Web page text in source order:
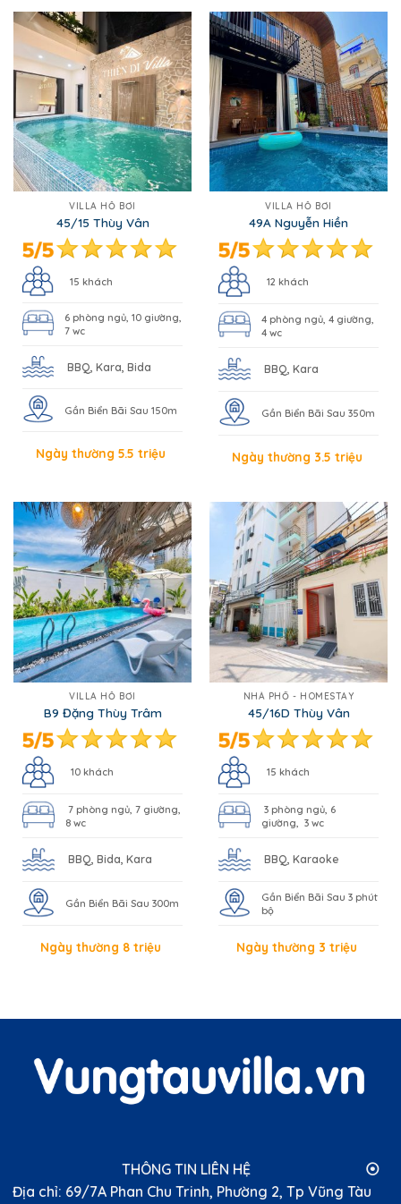
VILLA HỒ BƠI
45/15 Thùy Vân
15 khách
6 phòng ngủ, 10 giường,
7 wc
BBQ, Kara, Bida
Gần Biển Bãi Sau 150m
Ngày thường 5.5 triệu
VILLA HỒ BƠI
49A Nguyễn Hiền
12 khách
4 phòng ngủ, 4 giường,
4 wc
BBQ, Kara
Gần Biển Bãi Sau 350m
Ngày thường 3.5 triệu
VILLA HỒ BƠI
B9 Đặng Thùy Trâm
10 khách
7 phòng ngủ, 7 giường,
8 wc
BBQ, Bida, Kara
Gần Biển Bãi Sau 300m
Ngày thường 8 triệu
NHÀ PHỐ - HOMESTAY
45/16D Thùy Vân
15 khách
3 phòng ngủ, 6
giường, 3 wc
BBQ, Karaoke
Gần Biển Bãi Sau 3 phút
bộ
Ngày thường 3 triệu
THÔNG TIN LIÊN HỆ ⦿
Địa chỉ: 69/7A Phan Chu Trinh, Phường 2, Tp Vũng Tàu